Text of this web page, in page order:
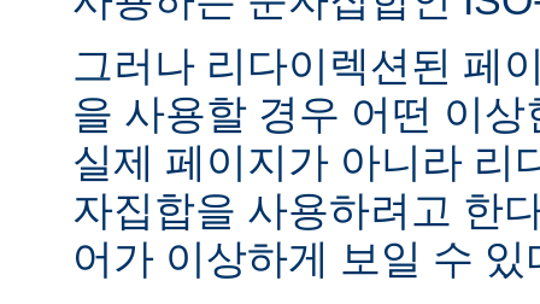
그러나 리다이렉션된 페
을 사용할 경우 어떤 이
실제 페이지가 아니라 리
자집합을 사용하려고 한
어가 이상하게 보일 수 있